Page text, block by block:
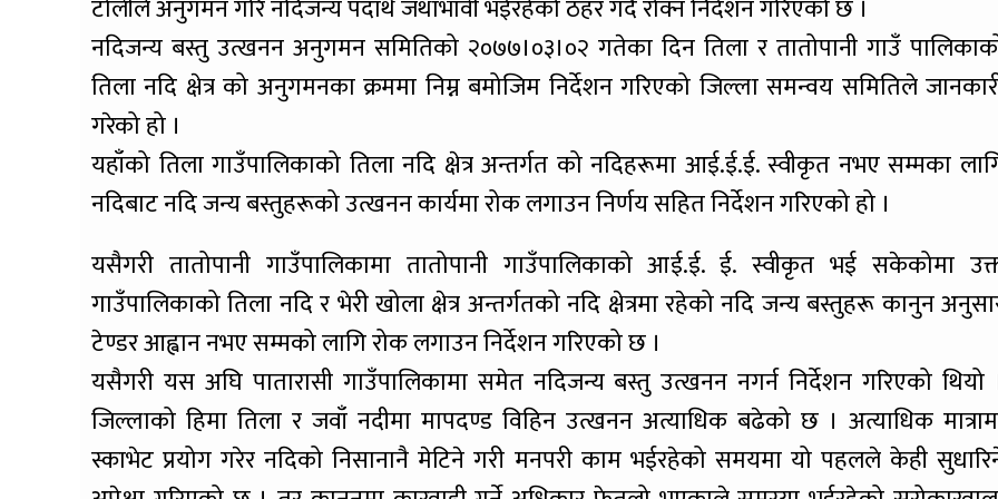
टोलीले अनुगमन गरि नदिजन्य पदार्थ जथाभावी भईरहेको ठहर गदै रोक्न निर्देशन गरिएको छ ।
नदिजन्य बस्तु उत्खनन अनुगमन समितिको २०७७।०३।०२ गतेका दिन तिला र तातोपानी गाउँ
तिला नदि क्षेत्र को अनुगमनका क्रममा निम्न बमोजिम निर्देशन गरिएको जिल्ला समन्वय समितिले
गरेको हो ।
यहाँको तिला गाउँपालिकाको तिला नदि क्षेत्र अन्तर्गत को नदिहरूमा आई.ई.ई. स्वीकृत नभए सम्मका
नदिबाट नदि जन्य बस्तुहरूको उत्खनन कार्यमा रोक लगाउन निर्णय सहित निर्देशन गरिएको हो ।
यसैगरी तातोपानी गाउँपालिकामा तातोपानी गाउँपालिकाको आई.ई. ई. स्वीकृत भई सकेकोमा
गाउँपालिकाको तिला नदि र भेरी खोला क्षेत्र अन्तर्गतको नदि क्षेत्रमा रहेको नदि जन्य बस्तुहरू कानुन
टेण्डर आह्वान नभए सम्मको लागि रोक लगाउन निर्देशन गरिएको छ ।
यसैगरी यस अघि पातारासी गाउँपालिकामा समेत नदिजन्य बस्तु उत्खनन नगर्न निर्देशन गरिएको थियो
जिल्लाको हिमा तिला र जवाँ नदीमा मापदण्ड विहिन उत्खनन अत्याधिक बढेको छ । अत्याधिक
स्काभेट प्रयोग गरेर नदिको निसानानै मेटिने गरी मनपरी काम भईरहेको समयमा यो पहलले केही